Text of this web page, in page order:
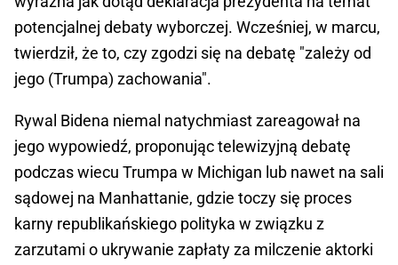
potencjalnej debaty wyborczej. Wcześniej, w marcu,
twierdził, że to, czy zgodzi się na debatę "zależy od
jego (Trumpa) zachowania".
Rywal Bidena niemal natychmiast zareagował na
jego wypowiedź, proponując telewizyjną debatę
podczas wiecu Trumpa w Michigan lub nawet na sali
sądowej na Manhattanie, gdzie toczy się proces
karny republikańskiego polityka w związku z
zarzutami o ukrywanie zapłaty za milczenie aktorki